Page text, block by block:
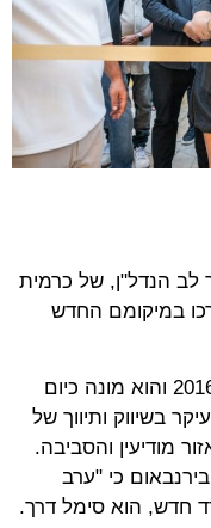
לב הנדל"ן, של כרמית
במיקומם החדש
את המשרד הקימה בירנבאום בשנת 2016 והוא מונה כיום
בשיווק ותיווך של
באזור מודיעין והסביבה.
כי "ערב
חדש, הוא סימל דרך.